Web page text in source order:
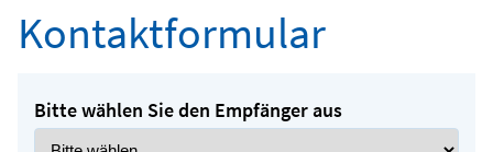
Kontaktformular
Bitte wählen Sie den Empfänger aus